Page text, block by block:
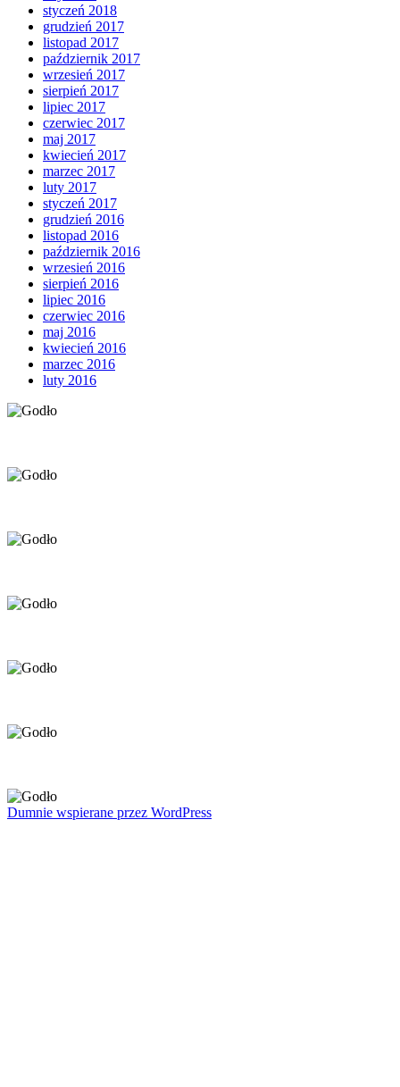
styczeń 2018
grudzień 2017
listopad 2017
październik 2017
wrzesień 2017
sierpień 2017
lipiec 2017
czerwiec 2017
maj 2017
kwiecień 2017
marzec 2017
luty 2017
styczeń 2017
grudzień 2016
listopad 2016
październik 2016
wrzesień 2016
sierpień 2016
lipiec 2016
czerwiec 2016
maj 2016
kwiecień 2016
marzec 2016
luty 2016
Dumnie wspierane przez WordPress